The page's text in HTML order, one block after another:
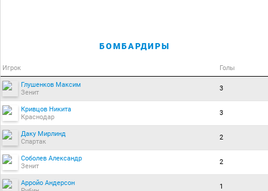
БОМБАРДИРЫ
Игрок Голы
Глушенков Максим
Зенит
3
Кривцов Никита
Краснодар
3
Даку Мирлинд
Спартак
2
Соболев Александр
Зенит
2
Арройо Андерсон
1